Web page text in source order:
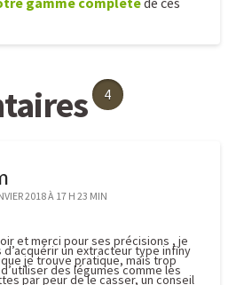
4
2018 À 17 H 23 MIN
et merci pour ses précisions , je
d’acquérir un extracteur type infiny
je trouve pratique, mais trop
des légumes comme les
par peur de le casser, un conseil